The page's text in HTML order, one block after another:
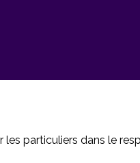
les particuliers dans le